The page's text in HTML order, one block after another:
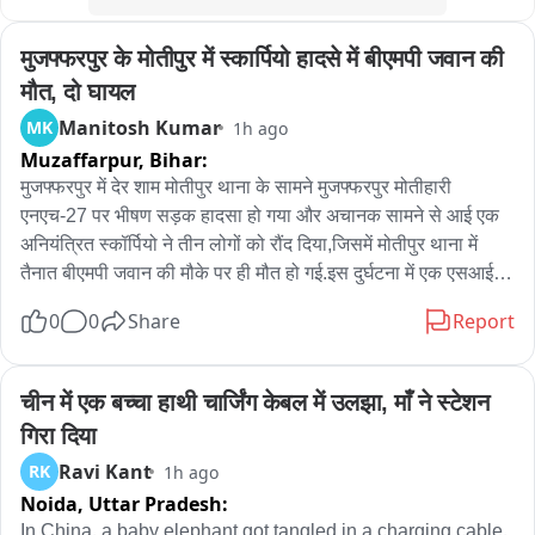
मुजफ्फरपुर के मोतीपुर में स्कार्पियो हादसे में बीएमपी जवान की
मौत, दो घायल
MK Manitosh Kumar 1h ago
Muzaffarpur, Bihar:
मुजफ्फरपुर में देर शाम मोतीपुर थाना के सामने मुजफ्फरपुर मोतीहारी
एनएच-27 पर भीषण सड़क हादसा हो गया और अचानक सामने से आई एक
अनियंत्रित स्कॉर्पियो ने तीन लोगों को रौंद दिया,जिसमें मोतीपुर थाना में
तैनात बीएमपी जवान की मौके पर ही मौत हो गई.इस दुर्घटना में एक एसआई
मच गई और घायलों को तत्काल ईलाज के लिए अस्पताल में भर्ती कराया गया
थाना में तैनात था.वहीं घायलों में मोतीपुर थाना में पदस्थापित एसआई धर्मेंद्र
कुमार और स्थानीय दुकानदार विनोद कुमार पटेल शामिल हैं.दोनों घायलों को
तत्काल इलाज के लिए अस्पताल ले जाया गया, जहां उनकी हालत नाजुक
बताई जा रही है.
घटना की सूचना मिलते ही पुलिस मौके पर पहुंच कर कारवाई सुरु कर दी
0 0 Share Report
चीन में एक बच्चा हाथी चार्जिंग केबल में उलझा, माँ ने स्टेशन
गिरा दिया
RK Ravi Kant 1h ago
Noida, Uttar Pradesh:
In China, a baby elephant got tangled in a charging cable,